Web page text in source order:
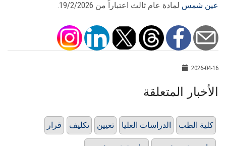
عين شمس لمادة عام ثالث اعتباراً من 19/2/2026.
2026-04-16
الأخبار المتعلقة
قرار تكليف تعيين الدراسات العليا كلية الطب